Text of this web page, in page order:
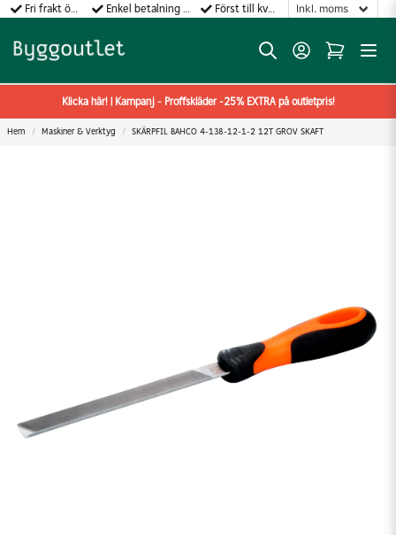
Fri frakt över 499:- Enkel betalning med Klarna Först till kvarn gäller!
Klicka här! | Kampanj - Proffskläder -25% EXTRA på outletpris!
Hem Maskiner & Verktyg SKÄRPFIL BAHCO 4-138-12-1-2 12T GROV SKAFT